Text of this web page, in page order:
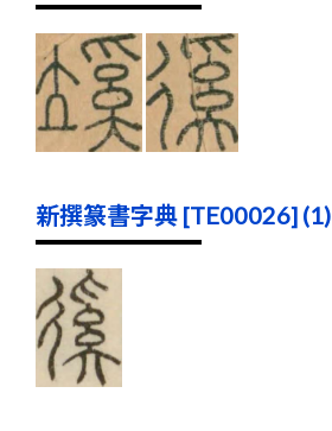
新撰篆書字典 [TE00026] (1)